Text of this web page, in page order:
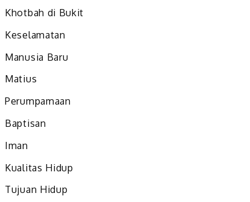
Khotbah di Bukit
Keselamatan
Manusia Baru
Matius
Perumpamaan
Baptisan
Iman
Kualitas Hidup
Tujuan Hidup